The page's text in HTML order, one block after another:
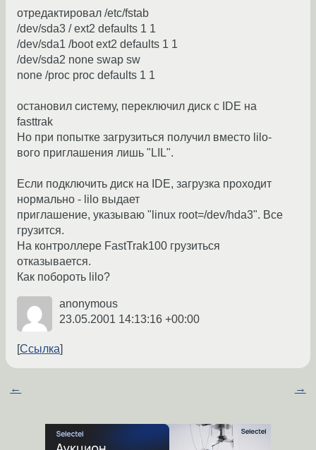
отредактировал /etc/fstab
/dev/sda3 / ext2 defaults 1 1
/dev/sda1 /boot ext2 defaults 1 1
/dev/sda2 none swap sw
none /proc proc defaults 1 1
остановил систему, переключил диск с IDE на
fasttrak
Но при попытке загрузиться получил вместо lilo-
вого приглашения лишь "LIL".
Если подключить диск на IDE, загрузка проходит
нормально - lilo выдает
приглашение, указываю "linux root=/dev/hda3". Все
грузится.
На контроллере FastTrak100 грузиться
отказывается.
Как побороть lilo?
anonymous
23.05.2001 14:13:16 +00:00
Ссылка
← →